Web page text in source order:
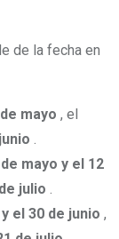
de la fecha en
mayo , el
mayo y el 12
julio
y el 30 de junio ,